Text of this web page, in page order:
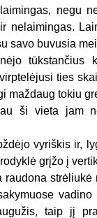
negu
nelaimingas.
savo buvusia
tūkstančius
ties
maždaug tokiu
ši vieta jam
vyriškis ir,
grįžo į
raudona
taip jį